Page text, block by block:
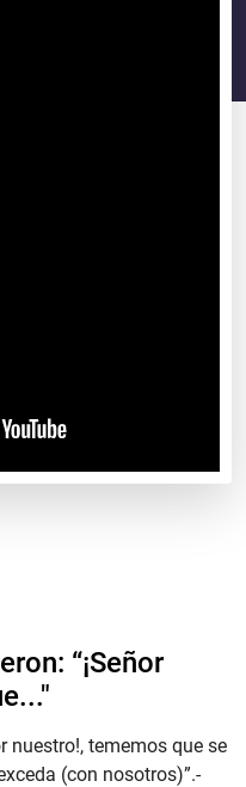
“¡Señor
nuestro!, tememos que se
(con nosotros)”.-